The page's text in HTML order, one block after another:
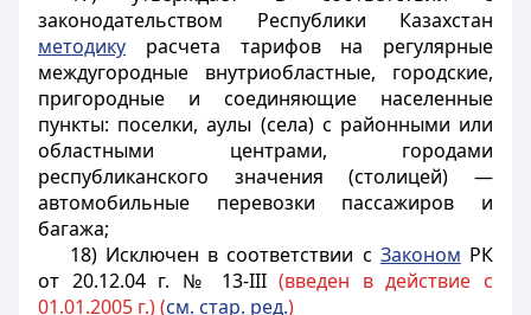
законодательством Республики Казахстан
методику расчета тарифов на регулярные
междугородные внутриобластные, городские,
пригородные и соединяющие населенные
пункты: поселки, аулы (села) с районными или
областными центрами, городами
республиканского значения (столицей) —
автомобильные перевозки пассажиров и
багажа;
18) Исключен в соответствии с Законом РК
от 20.12.04 г. № 13-III(введен в действие с
01.01.2005 г.) (см. стар. ред.)